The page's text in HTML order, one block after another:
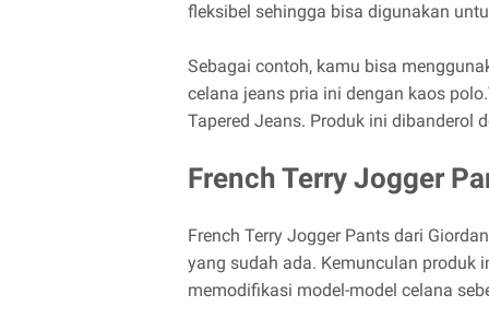
fleksibel sehingga bisa digunakan
Sebagai contoh, kamu bisa
celana jeans pria ini dengan kaos
Tapered Jeans. Produk ini dibanderol
French Terry Jogger
French Terry Jogger Pants dari
yang sudah ada. Kemunculan produk
memodifikasi model-model celana